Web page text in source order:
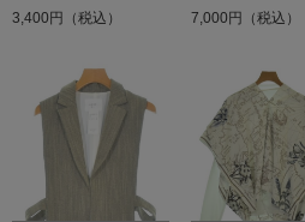
3,400円（税込） 7,000円（税込）